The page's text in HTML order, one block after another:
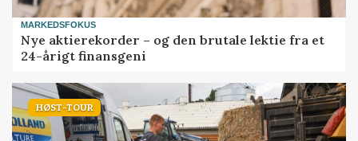
MARKEDSFOKUS
Nye aktierekorder – og den brutale lektie fra et
24-årigt finansgeni
HØST-TOUR